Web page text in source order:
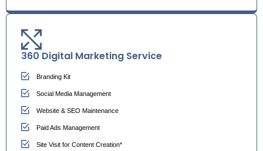
360 Digital Marketing Service
Branding Kit
Social Media Management
Website & SEO Maintenance
Paid Ads Management
Site Visit for Content Creation*